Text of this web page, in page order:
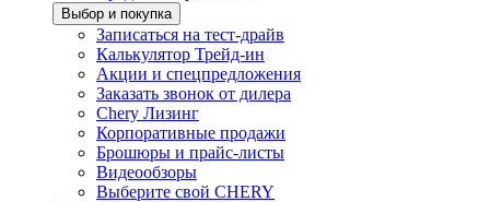
Выбор и покупка
Записаться на тест-драйв
Калькулятор Трейд-ин
Акции и спецпредложения
Заказать звонок от дилера
Chery Лизинг
Корпоративные продажи
Брошюры и прайс-листы
Видеообзоры
Выберите свой CHERY